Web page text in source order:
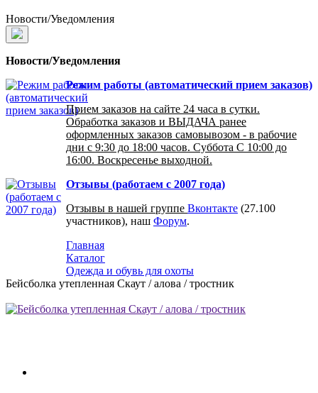
Новости/Уведомления
Новости/Уведомления
Режим работы (автоматический прием заказов)
Прием заказов на сайте 24 часа в сутки.
Обработка заказов и ВЫДАЧА ранее
оформленных заказов самовывозом - в рабочие
дни с 9:30 до 18:00 часов. Суббота С 10:00 до
16:00. Воскресенье выходной.
Отзывы (работаем с 2007 года)
Отзывы в нашей группе Вконтакте (27.100
участников), наш Форум.
Главная
Каталог
Одежда и обувь для охоты
Бейсболка утепленная Скаут / алова / тростник